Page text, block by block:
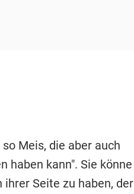
Meis, die aber auch
haben kann". Sie könne
Seite zu haben, der